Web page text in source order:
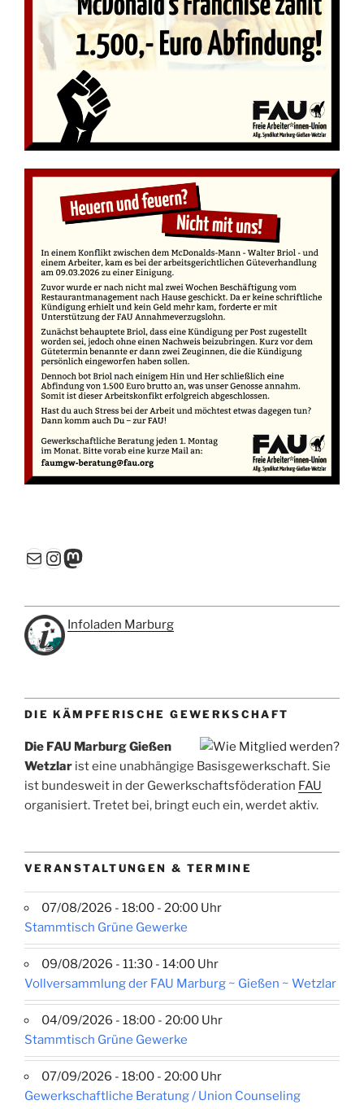
E-MailInstagram
Mastodon
Infoladen Marburg
DIE KÄMPFERISCHE GEWERKSCHAFT
Die FAU Marburg Gießen
Wetzlar ist eine unabhängige Basisgewerkschaft. Sie
ist bundesweit in der Gewerkschaftsföderation FAU
organisiert. Tretet bei, bringt euch ein, werdet aktiv.
VERANSTALTUNGEN & TERMINE
07/08/2026 - 18:00 - 20:00 Uhr
Stammtisch Grüne Gewerke
09/08/2026 - 11:30 - 14:00 Uhr
Vollversammlung der FAU Marburg ~ Gießen ~ Wetzlar
04/09/2026 - 18:00 - 20:00 Uhr
Stammtisch Grüne Gewerke
07/09/2026 - 18:00 - 20:00 Uhr
Gewerkschaftliche Beratung / Union Counseling